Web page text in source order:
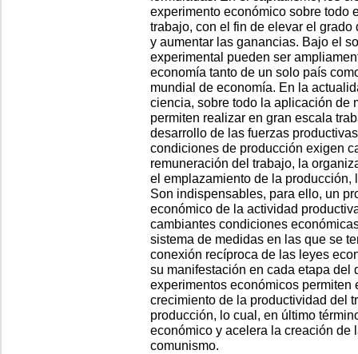
experimento económico sobre todo
trabajo, con el fin de elevar el
y aumentar las ganancias. Bajo el
experimental pueden ser
economía tanto de un solo país
mundial de economía. En la
ciencia, sobre todo la aplicación de
permiten realizar en gran escala
desarrollo de las fuerzas
condiciones de producción exigen
remuneración del trabajo, la
el emplazamiento de la
Son indispensables, para ello, un
económico de la actividad
cambiantes condiciones
sistema de medidas en las que se
conexión recíproca de las leyes
su manifestación en cada etapa del
experimentos económicos
crecimiento de la productividad del
producción, lo cual, en último
económico y acelera la creación de
comunismo.